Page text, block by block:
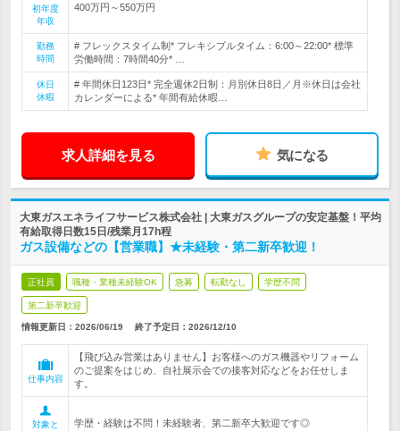
初年度
年収
400万円～550万円
勤務
時間
# フレックスタイム制* フレキシブルタイム：6:00～22:00* 標準
労働時間：7時間40分* …
休日
休暇
# 年間休日123日* 完全週休2日制：月別休日8日／月※休日は会社
カレンダーによる* 年間有給休暇…
求人詳細を見る 気になる
大東ガスエネライフサービス株式会社 | 大東ガスグループの安定基盤！平均
有給取得日数15日/残業月17h程
ガス設備などの【営業職】★未経験・第二新卒歓迎！
正社員 職種・業種未経験OK 急募 転勤なし 学歴不問
第二新卒歓迎
情報更新日：2026/06/19 終了予定日： 2026/12/10
仕事内容
【飛び込み営業はありません】お客様へのガス機器やリフォーム
のご提案をはじめ、自社展示会での接客対応などをお任せしま
す。
対象と
学歴・経験は不問！未経験者、第二新卒大歓迎です◎